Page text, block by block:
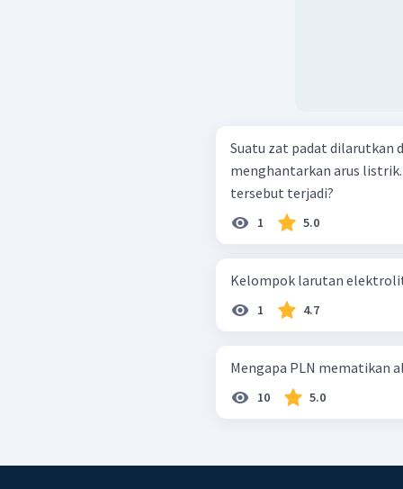
Suatu zat padat dilarutkan
menghantarkan arus
tersebut terjadi?
1 5.0
Kelompok larutan elektrolit
1 4.7
Mengapa PLN mematikan
10 5.0